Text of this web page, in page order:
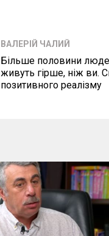
ВАЛЕРІЙ ЧАЛИЙ
Більше половини
живуть гірше, ніж ви.
позитивного реалізму